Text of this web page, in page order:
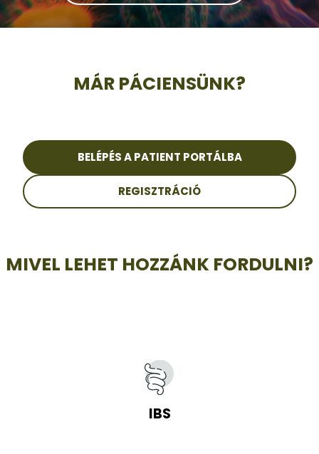
Letölthető dokumentumok
MÁR PÁCIENSÜNK?
BELÉPÉS A PATIENT PORTÁLBA
REGISZTRÁCIÓ
MIVEL LEHET HOZZÁNK FORDULNI?
IBS